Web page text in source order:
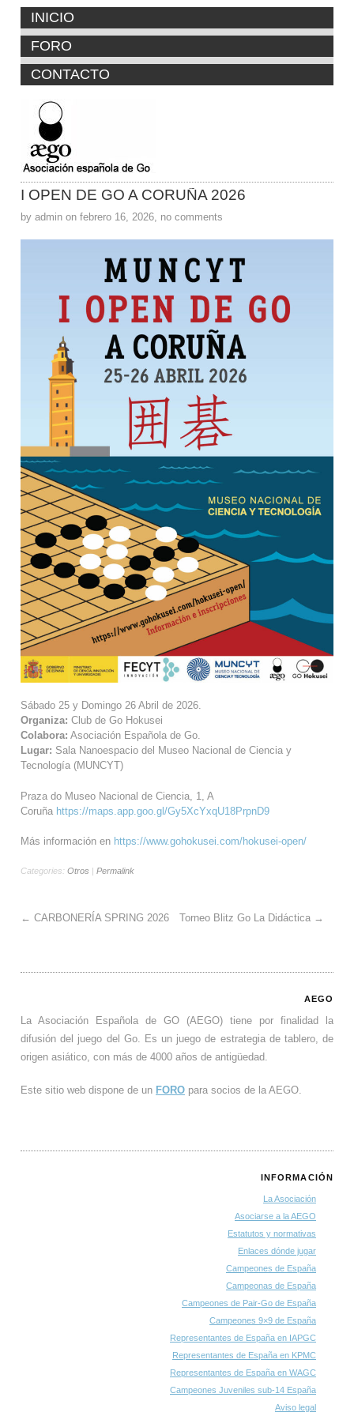
INICIO
FORO
CONTACTO
I OPEN DE GO A CORUÑA 2026
by admin on febrero 16, 2026, no comments
Sábado 25 y Domingo 26 Abril de 2026.
Organiza: Club de Go Hokusei
Colabora: Asociación Española de Go.
Lugar: Sala Nanoespacio del Museo Nacional de Ciencia y
Tecnología (MUNCYT)
Praza do Museo Nacional de Ciencia, 1, A
Coruña https://maps.app.goo.gl/Gy5XcYxqU18PrpnD9
Más información en https://www.gohokusei.com/hokusei-open/
Categories: Otros | Permalink
← CARBONERÍA SPRING 2026 Torneo Blitz Go La Didáctica →
AEGO
La Asociación Española de GO (AEGO) tiene por finalidad la
difusión del juego del Go. Es un juego de estrategia de tablero, de
origen asiático, con más de 4000 años de antigüedad.
Este sitio web dispone de un FORO para socios de la AEGO.
INFORMACIÓN
La Asociación
Asociarse a la AEGO
Estatutos y normativas
Enlaces dónde jugar
Campeones de España
Campeonas de España
Campeones de Pair-Go de España
Campeones 9×9 de España
Representantes de España en IAPGC
Representantes de España en KPMC
Representantes de España en WAGC
Campeones Juveniles sub-14 España
Aviso legal